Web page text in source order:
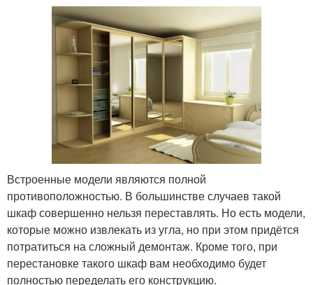
Встроенные модели являются полной
противоположностью. В большинстве случаев такой
шкаф совершенно нельзя переставлять. Но есть модели,
которые можно извлекать из угла, но при этом придётся
потратиться на сложный демонтаж. Кроме того, при
перестановке такого шкаф вам необходимо будет
полностью переделать его конструкцию.